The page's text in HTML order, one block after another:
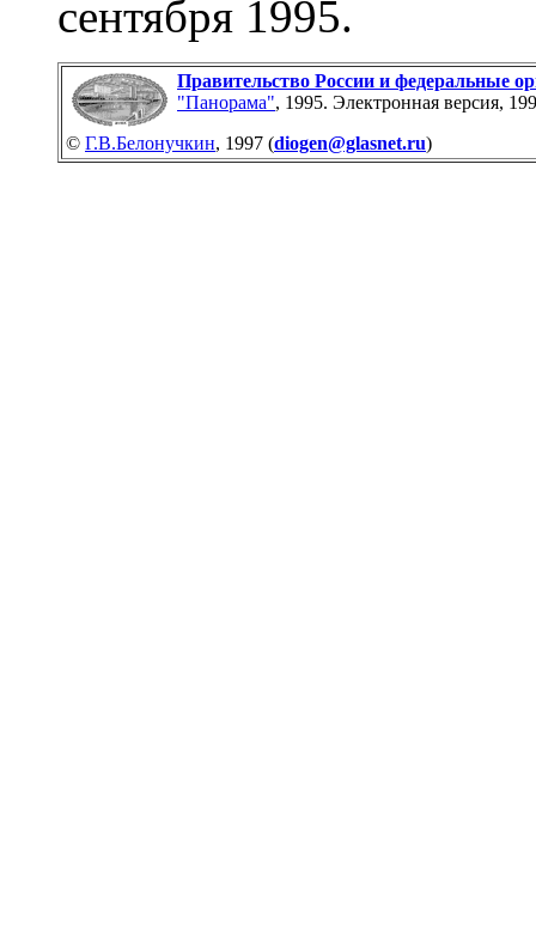
сентября 1995.
Правительство России и федеральные
"Панорама", 1995. Электронная версия,
© Г.В.Белонучкин, 1997 (diogen@glasnet.ru)